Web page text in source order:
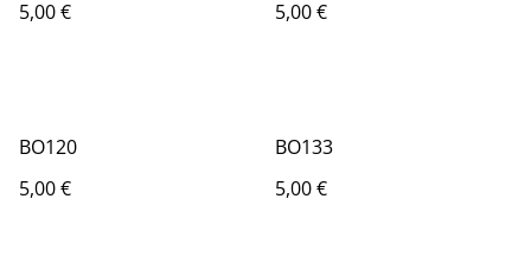
5,00 €
5,00 €
BO120
5,00 €
BO133
5,00 €